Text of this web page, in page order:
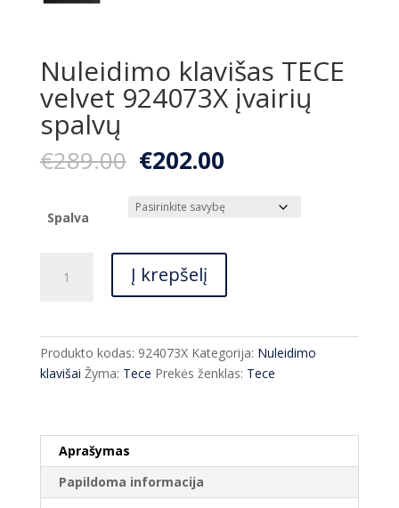
Nuleidimo klavišas TECE
velvet 924073X įvairių
spalvų
€289.00 Original
price
was:
€289.00.
€202.00Current
is:
€202.00.
Spalva
kiekis:
TECE
velvet
924073X
Į krepšelį
Produkto kodas: 924073X Kategorija: Nuleidimo
klavišai Žyma: Tece Prekės ženklas: Tece
Aprašymas
Papildoma informacija